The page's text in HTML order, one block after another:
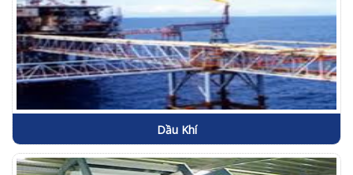
Dầu Khí